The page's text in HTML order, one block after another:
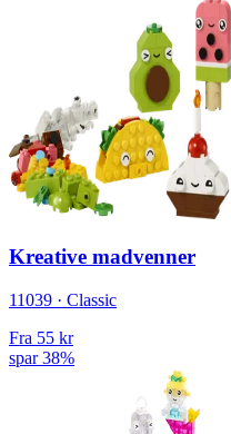
Kreative madvenner
11039 · Classic
Fra 55 kr
spar 38%